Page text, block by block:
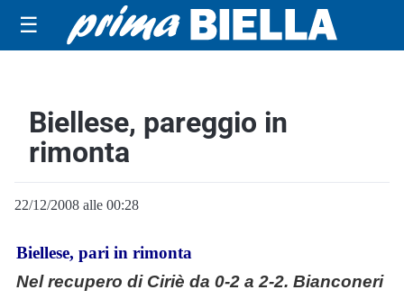
☰
Biellese, pareggio in
rimonta
22/12/2008 alle 00:28
Biellese, pari in rimonta
Nel recupero di Ciriè da 0-2 a 2-2. Bianconeri